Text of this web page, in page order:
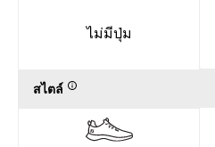
ไม่มีปุ่ม
สไตล์